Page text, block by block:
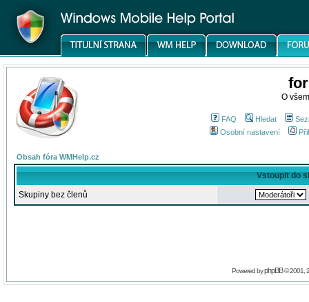
O
FAQ Hledat
Osobní nastavení
Obsah fóra WMHelp.cz
Vstoupit do
Skupiny bez členů
Powered byphpBB© 2001,